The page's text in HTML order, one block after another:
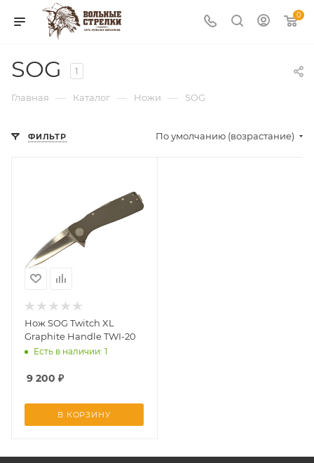
0
SOG 1
Главная — Каталог — Ножи — SOG
ФИЛЬТР По умолчанию (возрастание)
Нож SOG Twitch XL
Graphite Handle TWI-20
Есть в наличии: 1
9 200 ₽
В КОРЗИНУ